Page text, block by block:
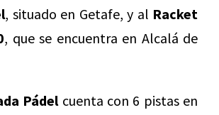
, situado en Getafe, y al Racket
, que se encuentra en Alcalá de
Pádelcuenta con 6 pistas en